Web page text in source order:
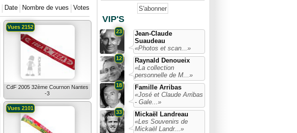
Votes
Nombre de vues
Date
CdF 2005 32ème Cournon Nantes
-3
Vues 2152
Vues 2101
VIP'S
23
Jean-Claude
Suaudeau
«Photos et scan...»
12
Raynald Denoueix
«La collection
personnelle de M...»
18
Famille Arribas
«José et Claude Arribas
- Gale...»
33
Mickaël Landreau
«Les Souvenirs de
Mickaël Landr...»